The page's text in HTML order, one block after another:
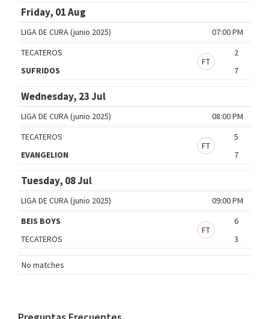
Friday, 01 Aug
07:00 PM
LIGA DE CURA (junio 2025)
TECATEROS
2
FT
SUFRIDOS
7
Wednesday, 23 Jul
08:00 PM
LIGA DE CURA (junio 2025)
TECATEROS
5
FT
EVANGELION
7
Tuesday, 08 Jul
09:00 PM
LIGA DE CURA (junio 2025)
BEIS BOYS
6
FT
TECATEROS
3
No matches